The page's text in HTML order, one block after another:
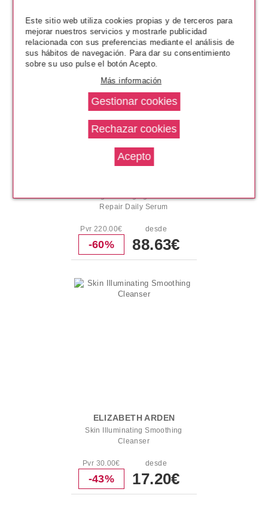
Prevage Anti-Aging Intensive +
Repair Daily Serum
Pvr 220.00€
-60%
desde
88.63€
ELIZABETH ARDEN
Skin Illuminating Smoothing
Cleanser
Pvr 30.00€
-43%
desde
17.20€
Este sitio web utiliza cookies propias y de terceros para
mejorar nuestros servicios y mostrarle publicidad
relacionada con sus preferencias mediante el análisis de
sus hábitos de navegación. Para dar su consentimiento
sobre su uso pulse el botón Acepto.
Más información